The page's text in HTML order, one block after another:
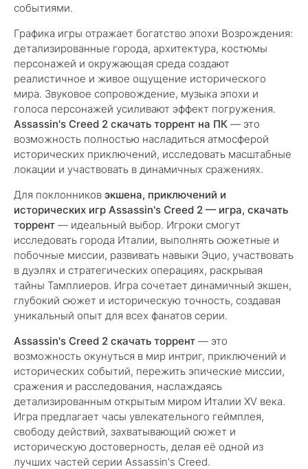
событиями.
Графика игры отражает богатство эпохи Возрождения:
детализированные города, архитектура, костюмы
персонажей и окружающая среда создают
реалистичное и живое ощущение исторического
мира. Звуковое сопровождение, музыка эпохи и
голоса персонажей усиливают эффект погружения.
Assassin's Creed 2 скачать торрент на ПК — это
возможность полностью насладиться атмосферой
исторических приключений, исследовать масштабные
локации и участвовать в динамичных сражениях.
Для поклонников экшена, приключений и
исторических игр Assassin's Creed 2 — игра, скачать
торрент — идеальный выбор. Игроки смогут
исследовать города Италии, выполнять сюжетные и
побочные миссии, развивать навыки Эцио, участвовать
в дуэлях и стратегических операциях, раскрывая
тайны Тамплиеров. Игра сочетает динамичный экшен,
глубокий сюжет и историческую точность, создавая
уникальный опыт для всех фанатов серии.
Assassin's Creed 2 скачать торрент — это
возможность окунуться в мир интриг, приключений и
исторических событий, пережить эпические миссии,
сражения и расследования, наслаждаясь
детализированным открытым миром Италии XV века.
Игра предлагает часы увлекательного геймплея,
свободу действий, захватывающий сюжет и
историческую достоверность, делая её одной из
лучших частей серии Assassin's Creed.